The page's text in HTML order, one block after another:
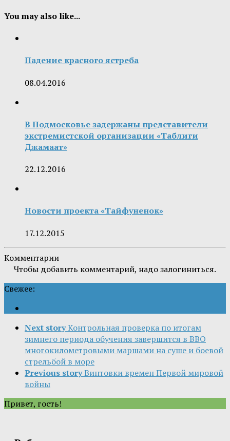
You may also like...
Падение красного ястреба
08.04.2016
В Подмосковье задержаны представители
экстремистской организации «Таблиги
Джамаат»
22.12.2016
Новости проекта «Тайфуненок»
17.12.2015
Комментарии
Чтобы добавить комментарий, надо залогиниться.
Свежее:
Next storyКонтрольная проверка по итогам
зимнего периода обучения завершится в ВВО
многокилометровыми маршами на суше и боевой
стрельбой в море
Previous storyВинтовки времен Первой мировой
войны
Привет, гость!